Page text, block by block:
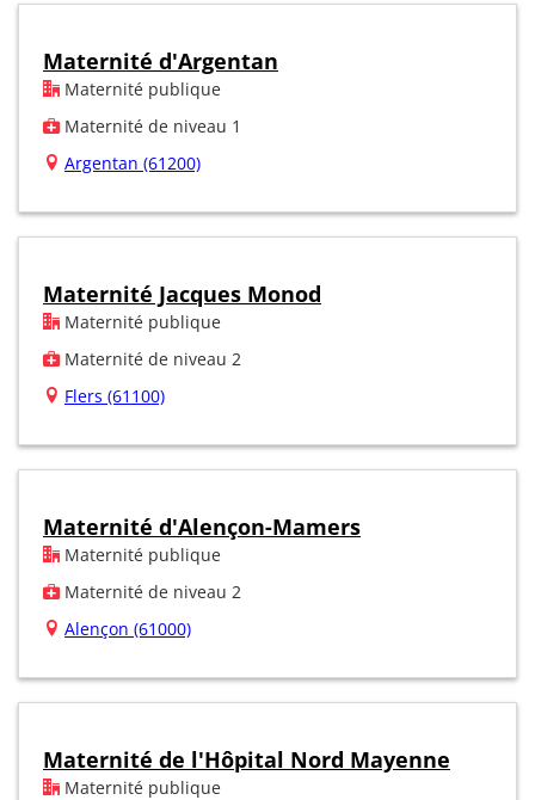
Maternité d'Argentan
Maternité publique
Maternité de niveau 1
Argentan (61200)
Maternité Jacques Monod
Maternité publique
Maternité de niveau 2
Flers (61100)
Maternité d'Alençon-Mamers
Maternité publique
Maternité de niveau 2
Alençon (61000)
Maternité de l'Hôpital Nord Mayenne
Maternité publique